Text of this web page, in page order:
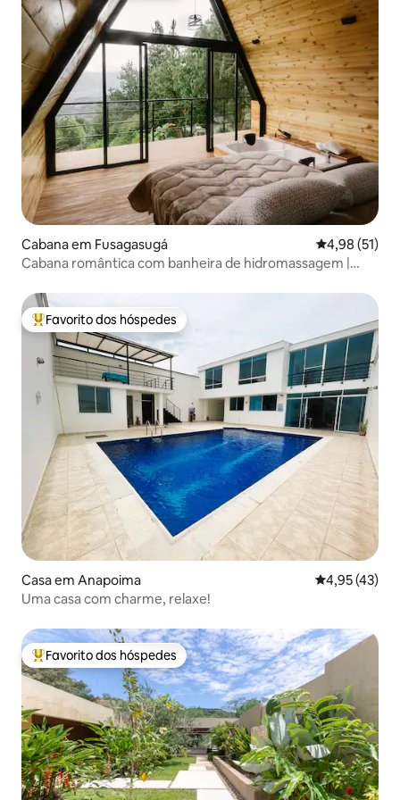
Cabana em Fusagasugá Classificação
4,98 (51)
Cabana romântica com banheira de hidromassagem |
Favoritos dos hóspedes mais apreciados
Favorito dos hóspedes
Casa em Anapoima Classificação
4,95 (43)
Uma casa com charme, relaxe!
Favoritos dos hóspedes mais apreciados
Favorito dos hóspedes